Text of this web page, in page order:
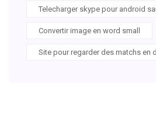
Telecharger skype pour android
Convertir image en word small
Site pour regarder des matchs en